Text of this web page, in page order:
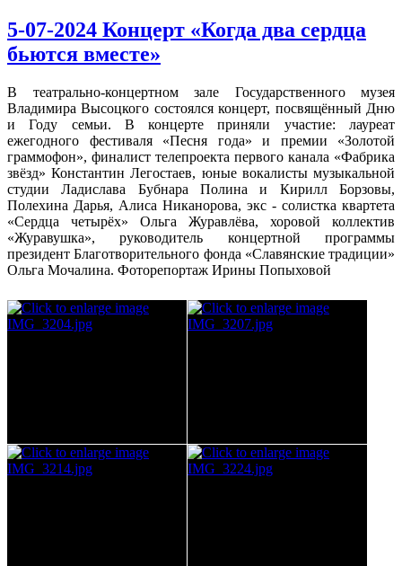
5-07-2024 Концерт «Когда два сердца
бьются вместе»
В театрально-концертном зале Государственного музея
Владимира Высоцкого состоялся концерт, посвящённый Дню
и Году семьи. В концерте приняли участие: лауреат
ежегодного фестиваля «Песня года» и премии «Золотой
граммофон», финалист телепроекта первого канала «Фабрика
звёзд» Константин Легостаев, юные вокалисты музыкальной
студии Ладислава Бубнара Полина и Кирилл Борзовы,
Полехина Дарья, Алиса Никанорова, экс - солистка квартета
«Сердца четырёх» Ольга Журавлёва, хоровой коллектив
«Журавушка», руководитель концертной программы
президент Благотворительного фонда «Славянские традиции»
Ольга Мочалина. Фоторепортаж Ирины Попыховой